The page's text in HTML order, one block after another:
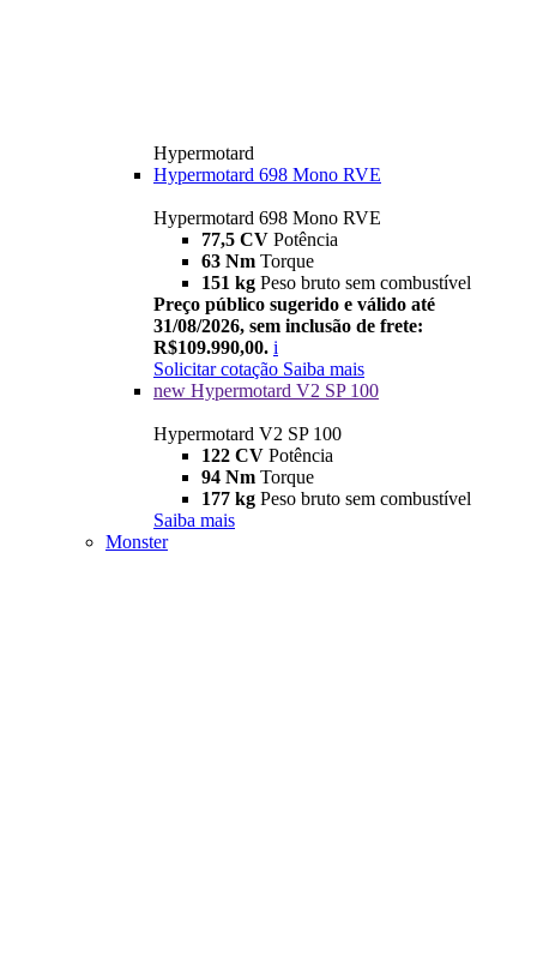
Hypermotard
Hypermotard 698 Mono RVE
Hypermotard 698 Mono RVE
77,5 CV Potência
63 Nm Torque
151 kg Peso bruto sem combustível
Preço público sugerido e válido até
31/08/2026, sem inclusão de frete:
R$109.990,00. i
Solicitar cotação Saiba mais
new Hypermotard V2 SP 100
Hypermotard V2 SP 100
122 CV Potência
94 Nm Torque
177 kg Peso bruto sem combustível
Saiba mais
Monster